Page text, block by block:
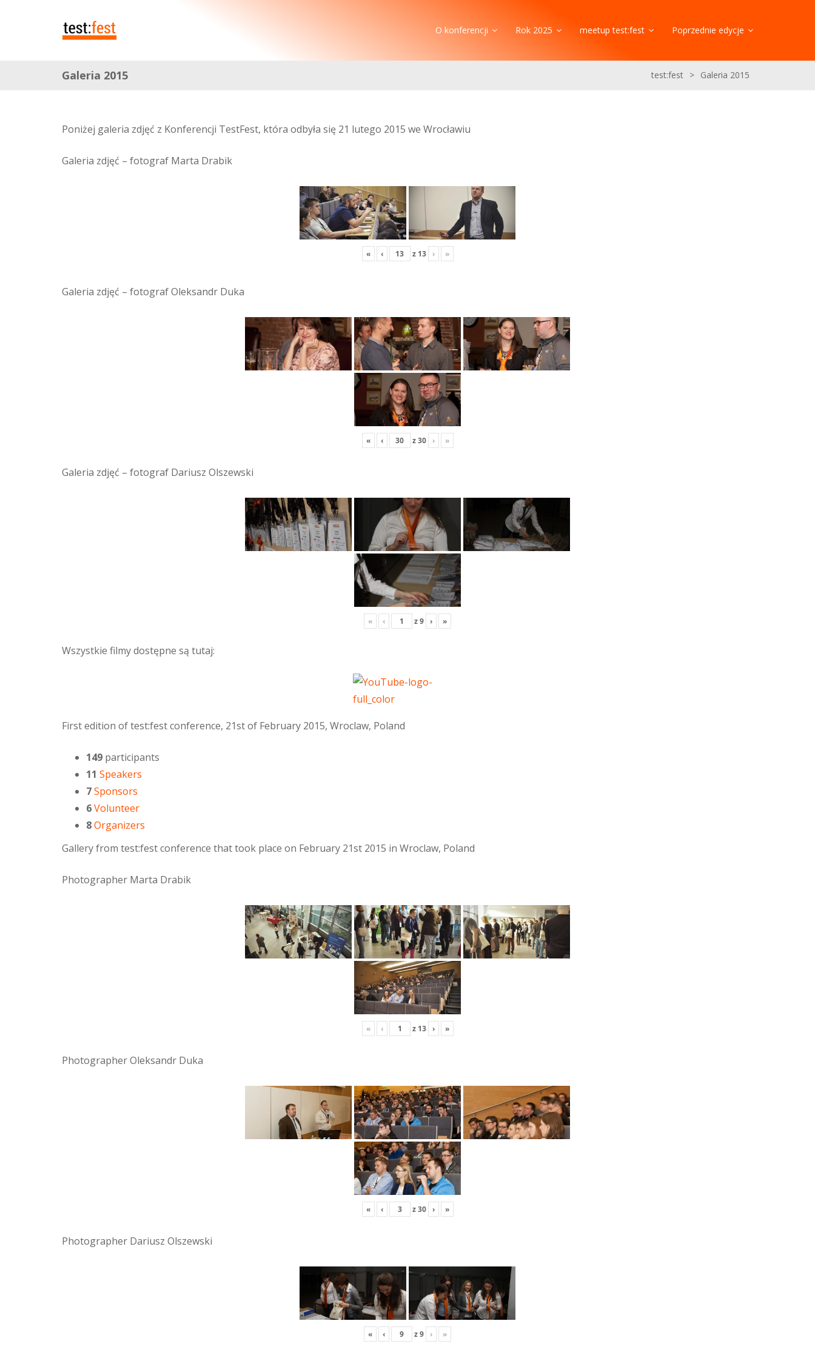
O konferencji Rok 2025 meetup test:fest Poprzednie edycje
Galeria 2015 test:fest > Galeria 2015
Poniżej galeria zdjęć z Konferencji TestFest, która odbyła się 21 lutego 2015 we Wrocławiu
Galeria zdjęć – fotograf Marta Drabik
« ‹ z 13 › »
Galeria zdjęć – fotograf Oleksandr Duka
« ‹ z30 › »
Galeria zdjęć – fotograf Dariusz Olszewski
« ‹ z9 › »
Wszystkie filmy dostępne są tutaj:
First edition of test:fest conference, 21st of February 2015, Wroclaw, Poland
149 participants
11 Speakers
7Sponsors
6Volunteer
8Organizers
Gallery from test:fest conference that took place on February 21st 2015 in Wroclaw, Poland
Photographer Marta Drabik
« ‹ z 13 › »
Photographer Oleksandr Duka
« ‹ z30 › »
Photographer Dariusz Olszewski
« ‹ z9 › »